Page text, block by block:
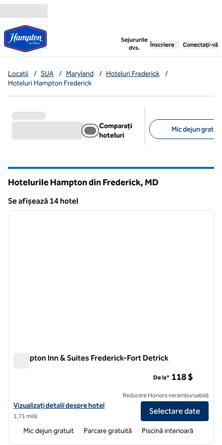
Salt la conținut
Sejururile
dvs.
, deschide o filă nouă
Înscriere Conectați-vă
Locații / SUA / Maryland / Hoteluri Frederick
/
Hoteluri Hampton Frederick
Comparați
hoteluri
Mic dejun
Hotelurile Hampton din Frederick, MD
Se afișează 14 hotel
Se afișează 14 hotel
1 din 12
Hampton Inn & Suites Frederick-Fort Detrick
Vizualizați detaliile hotelului Hampton Inn & Suites Frederick-Fort
Vizualizați detalii despre hotel
1,71 milă
De la* 118 $
Reducere Honors nerambursabilă
Selectare date
Mic dejun gratuit Parcare gratuită Piscină interioară